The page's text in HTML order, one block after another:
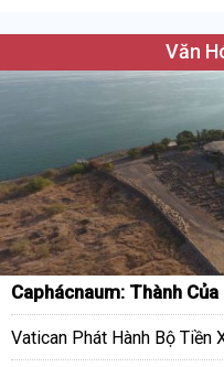
Văn
Caphácnaum: Thành
Vatican Phát Hành Bộ Tiền